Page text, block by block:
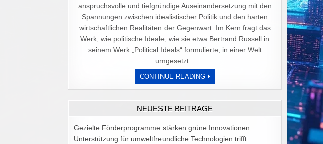
anspruchsvolle und tiefgründige Auseinandersetzung mit den
Spannungen zwischen idealistischer Politik und den harten
wirtschaftlichen Realitäten der Gegenwart. Im Kern fragt das
Werk, wie politische Ideale, wie sie etwa Bertrand Russell in
seinem Werk „Political Ideals“ formulierte, in einer Welt
umgesetzt...
CONTINUE READINGDER
PREIS
POLITISCHER
VON
ALEX
GOODMAN
NEUESTE BEITRÄGE
Gezielte Förderprogramme stärken grüne Innovationen:
Unterstützung für umweltfreundliche Technologien trifft